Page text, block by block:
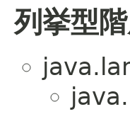
列挙型